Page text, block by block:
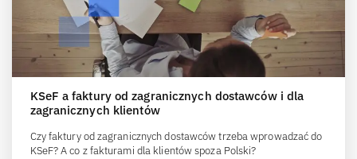
KSeF a faktury od zagranicznych dostawców i dla
zagranicznych klientów
Czy faktury od zagranicznych dostawców trzeba wprowadzać do
KSeF? A co z fakturami dla klientów spoza Polski?